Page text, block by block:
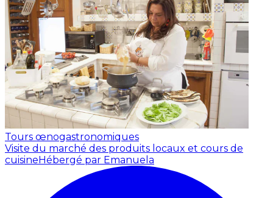
Tours œnogastronomiques
Visite du marché des produits locaux et cours de
cuisineHébergé par Emanuela